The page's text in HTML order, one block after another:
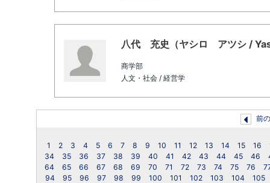
八代 充史（ヤシロ アツシ /
商学部
人文・社会 / 経営学
前
1 2 3 4 5 6 7 8 9 10 11 12 13 14 15 16
34
35 36 37 38 39 40 41 42 43 44 45 46
64
65 66 67 68 69 70 71 72 73 74 75 76
94
95 96 97 98 99 100 101 102 103 104
105